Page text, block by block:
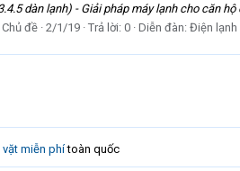
dàn lạnh) - Giải pháp máy lạnh cho căn
Chủ đề 2/1/19 Trả lời: 0 Diễn đàn: Điện lạnh
vặt miễn phítoàn quốc